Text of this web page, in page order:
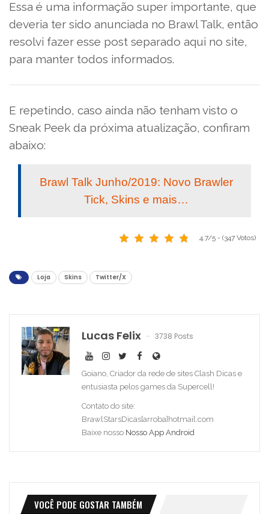
Essa é uma informação super importante, que
deveria ter sido anunciada no Brawl Talk, então
resolvi fazer esse post separado aqui no site,
para manter todos informados.
E repetindo, caso ainda não tenham visto o
Sneak Peek da próxima atualização, confiram
abaixo:
Brawl Talk Junho/2019: Novo Brawler
Tick, Skins e mais…
4.7/5 - (347 Votos)
Loja Skins Twitter/X
Lucas Felix 3738 Posts
Goiano, Criador da rede de sites Clash Dicas e
entusiasta pelos games da Supercell!
Contato do site:
BrawlStarsDicas[arroba]hotmail.com
Baixe nosso Nosso App Android
VOCÊ PODE GOSTAR TAMBÉM